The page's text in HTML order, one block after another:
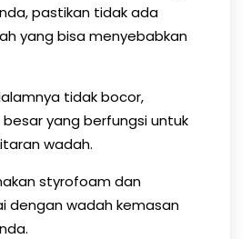
pastikan tidak ada
yang bisa menyebabkan
tidak bocor,
yang berfungsi untuk
wadah.
styrofoam dan
dengan wadah kemasan